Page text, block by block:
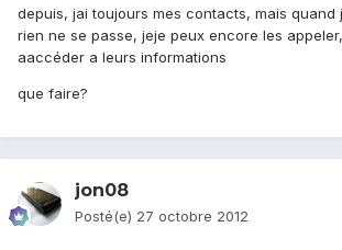
depuis, jai toujours mes contacts, mais quand
rien ne se passe, jeje peux encore les
aaccéder a leurs informations
que faire?
jon08
Posté(e) 27 octobre 2012